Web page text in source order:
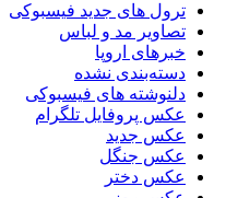
ترول های جدید فیسبوکی
تصاویر مد و لباس
خبرهای اروپا
دسته‌بندی نشده
دلنوشته های فیسبوکی
عکس پروفایل تلگرام
عکس جدید
عکس جنگل
عکس دختر